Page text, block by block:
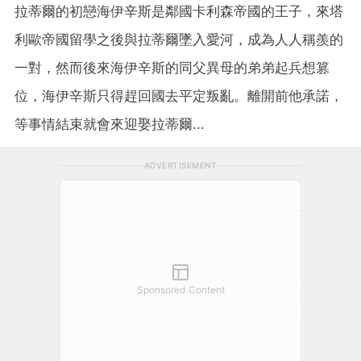
拉蒂爾的初戀海伊辛斯是鄰國卡利森帝國的王子，來塔
利歐帝國留學之後與拉蒂爾墜入愛河，成為人人稱羨的
一對，然而後來海伊辛斯的同父異母的弟弟起兵想篡
位，海伊辛斯只得趕回國去平定叛亂。離開前他承諾，
等事情結束就會來迎娶拉蒂爾...
ADVERTISEMENT
Sponsored Content